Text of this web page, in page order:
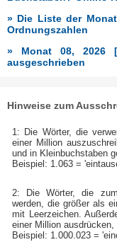
» Die Liste der
Ordnungszahlen
» Monat 08, 2026
ausgeschrieben
Hinweise zum
1: Die Wörter, die
einer Million
und in Kleinbuchstaben
Beispiel: 1.063 =
2: Die Wörter, die
werden, die größer als
mit Leerzeichen.
einer Million ausdrücken,
Beispiel: 1.000.023 =